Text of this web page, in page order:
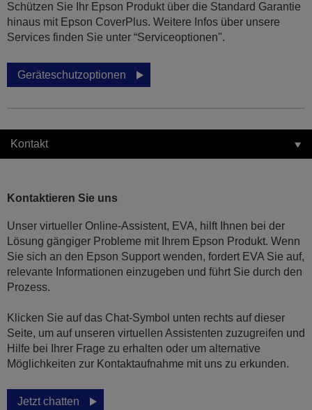
Schützen Sie Ihr Epson Produkt über die Standard Garantie
hinaus mit Epson CoverPlus. Weitere Infos über unsere
Services finden Sie unter “Serviceoptionen".
Geräteschutzoptionen
Kontakt
Kontaktieren Sie uns
Unser virtueller Online-Assistent, EVA, hilft Ihnen bei der
Lösung gängiger Probleme mit Ihrem Epson Produkt. Wenn
Sie sich an den Epson Support wenden, fordert EVA Sie auf,
relevante Informationen einzugeben und führt Sie durch den
Prozess.
Klicken Sie auf das Chat-Symbol unten rechts auf dieser
Seite, um auf unseren virtuellen Assistenten zuzugreifen und
Hilfe bei Ihrer Frage zu erhalten oder um alternative
Möglichkeiten zur Kontaktaufnahme mit uns zu erkunden.
Jetzt chatten